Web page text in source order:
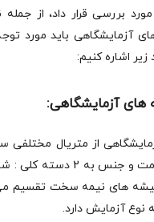
بررسی قرار داد، از جمله
آزمایشگاهی باید مورد
زیر اشاره کنیم:
آزمایشگاهی:
از متریال مختلفی
و از لحاظ مقاومت و جنس
های نیمه سخت تقسیم
آزمایش دارد.